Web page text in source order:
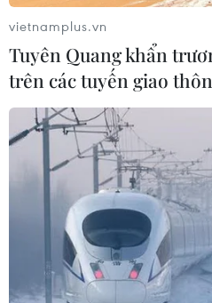
06/08/2026 04:37
Iran và Oman đạt thỏa
tuyến vận tải qua eo biển
06/08/2026 04:36
Từ hạt nhân đến eo
Hormuz: Đòn bẩy chiến
06/08/2026 04:36
vietnamplus.vn
Tuyên Quang khẩn
trên các tuyến giao